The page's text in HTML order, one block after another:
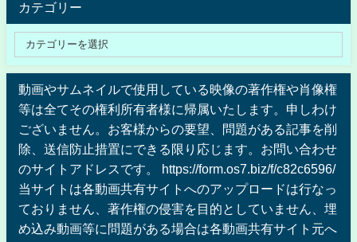
カテゴリー
動画やサムネイルで使用している映像の著作権や肖像権
等は全てその権利所有者様に帰属いたします。申しわけ
ございません。お客様からの要望、問題がある記事を削
除、送信防止措置にできる限り応じます。お問い合わせ
のサイトアドレスです。 https://form.os7.biz/f/c82c6596/
当サイトは各動画共有サイトへのアップロードは行なっ
ておりません、著作権の侵害を目的としていません、埋
め込み動画等に問題がある場合は各動画共有サイト元へ